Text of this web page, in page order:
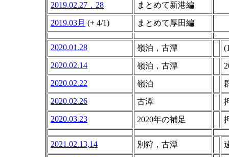
2019.02.27，28 まとめて新港編
2019.03月 (+ 4/1) まとめて厚田編
2020.01.28 嶺泊，古潭
2020.02.14
嶺泊，古潭
2020.02.22
嶺泊
2020.02.26
古潭
2020.03.23
2020年の補足
2021.02.13,14 別狩，古潭